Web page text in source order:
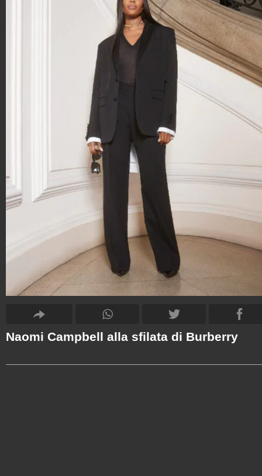
Naomi Campbell alla sfilata di Burberry